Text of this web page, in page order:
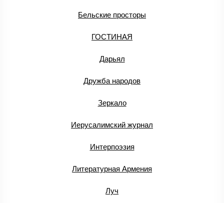
Бельские просторы
ГОСТИНАЯ
Дарьял
Дружба народов
Зеркало
Иерусалимский журнал
Интерпоэзия
Литературная Армения
Луч